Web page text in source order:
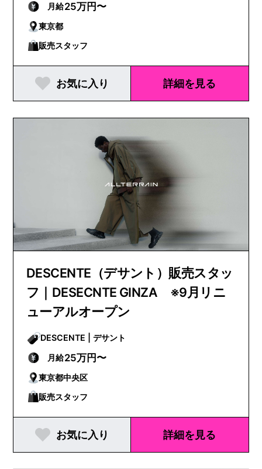
月給25万円〜
東京都
販売スタッフ
お気に入り 詳細を見る
DESCENTE（デサント）販売スタッ
フ｜DESECNTE GINZA ※9月リニ
ューアルオープン
DESCENTE | デサント
月給25万円〜
東京都中央区
販売スタッフ
お気に入り 詳細を見る